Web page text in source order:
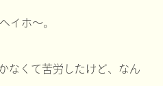
イホ～。
なくて苦労したけど、なん